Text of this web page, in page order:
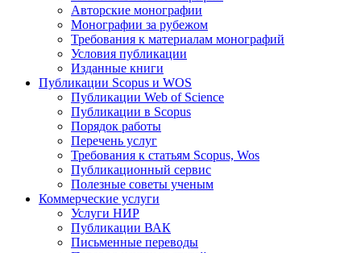
Авторские монографии
Монографии за рубежом
Требования к материалам монографий
Условия публикации
Изданные книги
Публикации Scopus и WOS
Публикации Web of Science
Публикации в Scopus
Порядок работы
Перечень услуг
Требования к статьям Scopus, Wos
Публикационный сервис
Полезные советы ученым
Коммерческие услуги
Услуги НИР
Публикации ВАК
Письменные переводы